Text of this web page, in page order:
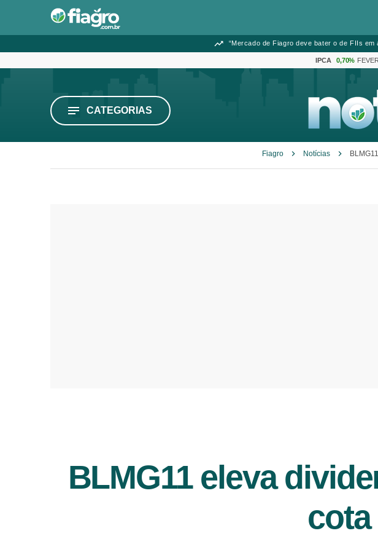
“Mercado de Fiagro deve bater o de FIIs
IPCA 0,70%
CATEGORIAS
Fiagro Notícias
BLMG11 eleva
cota